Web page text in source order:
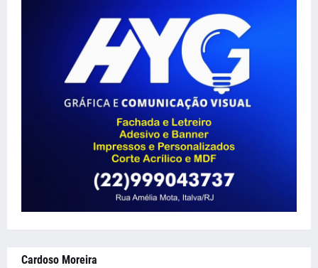
Cardoso Moreira